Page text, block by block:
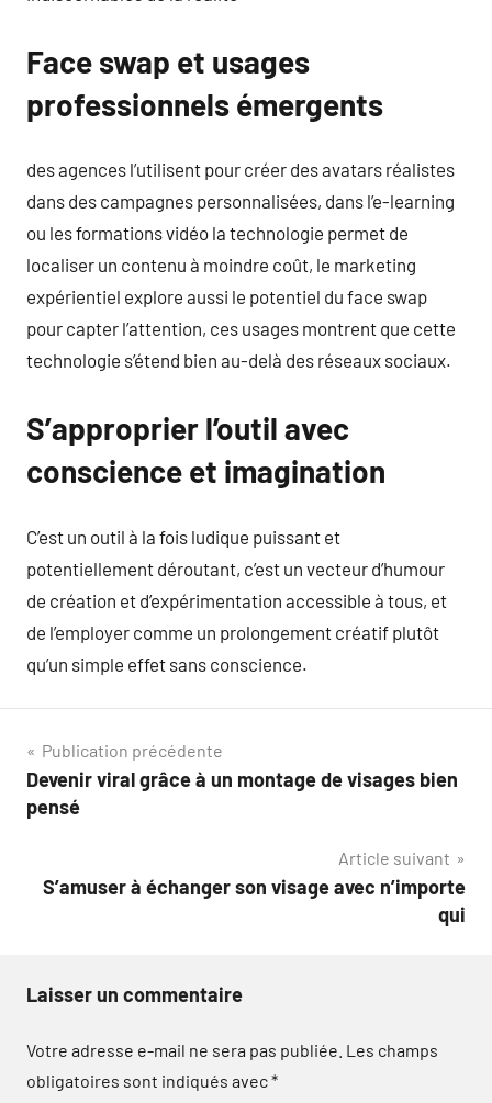
Face swap et usages
professionnels émergents
des agences l’utilisent pour créer des avatars réalistes
dans des campagnes personnalisées, dans l’e-learning
ou les formations vidéo la technologie permet de
localiser un contenu à moindre coût, le marketing
expérientiel explore aussi le potentiel du face swap
pour capter l’attention, ces usages montrent que cette
technologie s’étend bien au-delà des réseaux sociaux.
S’approprier l’outil avec
conscience et imagination
C’est un outil à la fois ludique puissant et
potentiellement déroutant, c’est un vecteur d’humour
de création et d’expérimentation accessible à tous, et
de l’employer comme un prolongement créatif plutôt
qu’un simple effet sans conscience.
Navigation
de
Publication précédente
Devenir viral grâce à un montage de visages bien
pensé
Article suivant
S’amuser à échanger son visage avec n’importe
qui
Laisser un commentaire
Votre adresse e-mail ne sera pas publiée. Les champs
obligatoires sont indiqués avec*